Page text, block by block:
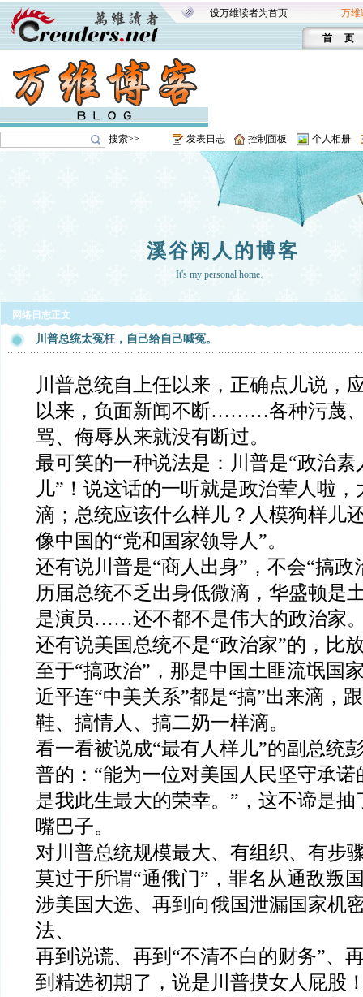
设万维读者为首页 万维
首 页
搜索>> 发表日志 控制面板 个人相册
溪谷闲人的博客
It's my personal home。
网络日志正文
川普总统太冤枉，自己给自己喊冤。
川普总统自上任以来，正确点儿说，
以来，负面新闻不断………各种污蔑
骂、侮辱从来就没有断过。
最可笑的一种说法是：川普是“政治素
儿”！说这话的一听就是政治荤人啦
滴；总统应该什么样儿？人模狗样儿
像中国的“党和国家领导人”。
还有说川普是“商人出身”，不会“搞政
历届总统不乏出身低微滴，华盛顿是
是演员……还不都不是伟大的政治家
还有说美国总统不是“政治家”的，比
至于“搞政治”，那是中国土匪流氓国
近平连“中美关系”都是“搞”出来滴，
鞋、搞情人、搞二奶一样滴。
看一看被说成“最有人样儿”的副总统
普的：“能为一位对美国人民坚守承
是我此生最大的荣幸。”，这不谛是
嘴巴子。
对川普总统规模最大、有组织、有步
莫过于所谓“通俄门”，罪名从通敌叛
涉美国大选、再到向俄国泄漏国家机
法、
再到说谎、再到“不清不白的财务”
到精选初期了，说是川普摸女人屁股